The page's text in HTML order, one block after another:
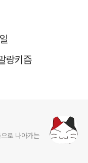
일
랑키즘
로 나아가는